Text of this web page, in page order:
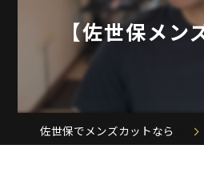
【佐世保メン